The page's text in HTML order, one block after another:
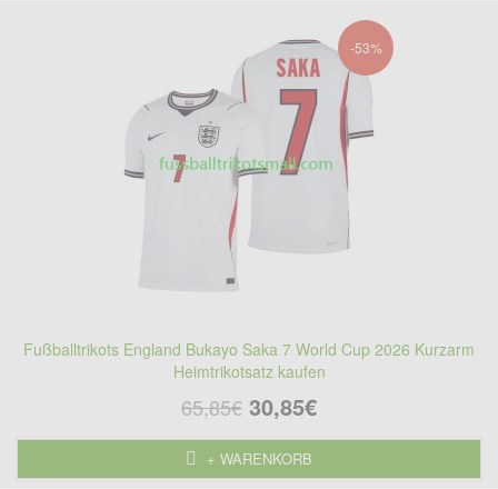
-53%
Fußballtrikots England Bukayo Saka 7 World Cup 2026 Kurzarm
Heimtrikotsatz kaufen
65,85€ 30,85€
+ WARENKORB